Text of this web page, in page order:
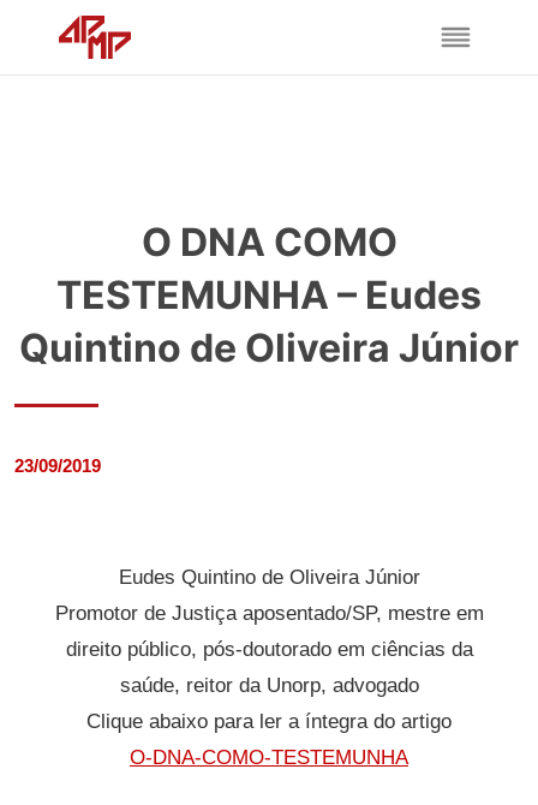
O DNA COMO
TESTEMUNHA – Eudes
Quintino de Oliveira Júnior
23/09/2019
Eudes Quintino de Oliveira Júnior
Promotor de Justiça aposentado/SP, mestre em
direito público, pós-doutorado em ciências da
saúde, reitor da Unorp, advogado
Clique abaixo para ler a íntegra do artigo
O-DNA-COMO-TESTEMUNHA